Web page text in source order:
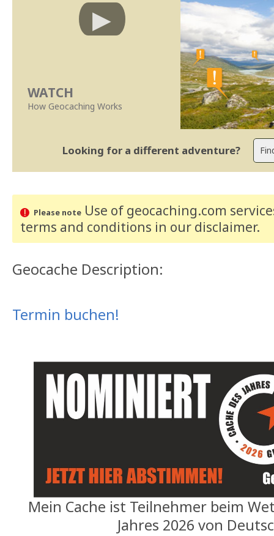
WATCH
How Geocaching Works
Looking for a different adventure?
Please noteUse of geocaching.com
terms and conditions in our disclaimer.
Geocache Description:
Termin buchen!
Mein Cache ist Teilnehmer beim
Jahres 2026 von